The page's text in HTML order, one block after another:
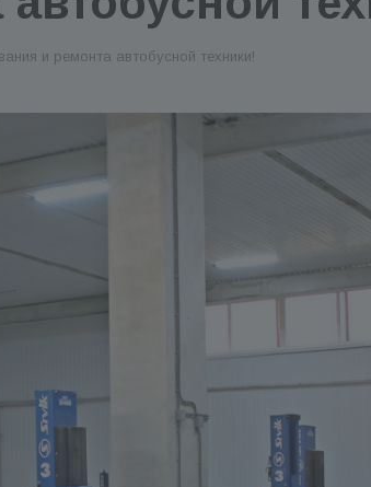
и ремонта автобусной техники!